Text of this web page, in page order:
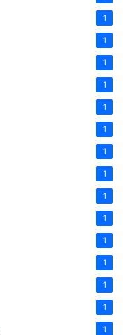
1
1
1
1
1
1
1
1
1
1
1
1
1
1
1